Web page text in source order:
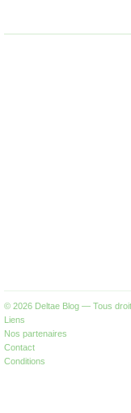
© 2026 Deltae Blog — Tous
Liens
Nos partenaires
Contact
Conditions